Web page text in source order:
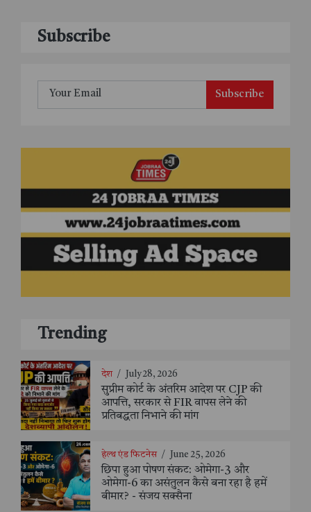
Subscribe
Subscribe
Trending
देश / July 28, 2026
सुप्रीम कोर्ट के अंतरिम आदेश पर CJP की
आपत्ति, सरकार से FIR वापस लेने की
प्रतिबद्धता निभाने की मांग
हेल्थ एंड फिटनेस / June 25, 2026
छिपा हुआ पोषण संकट: ओमेगा-3 और
ओमेगा-6 का असंतुलन कैसे बना रहा है हमें
बीमार? - संजय सक्सैना